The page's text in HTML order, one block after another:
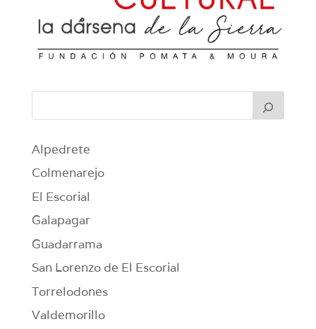
Alpedrete
Colmenarejo
El Escorial
Galapagar
Guadarrama
San Lorenzo de El Escorial
Torrelodones
Valdemorillo